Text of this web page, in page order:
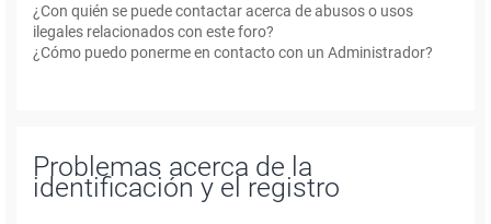
¿Con quién se puede contactar acerca de abusos o usos
ilegales relacionados con este foro?
¿Cómo puedo ponerme en contacto con un Administrador?
Problemas acerca de la
identificación y el registro